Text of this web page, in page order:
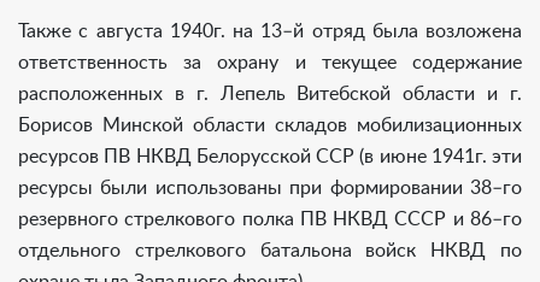
Также с августа 1940г. на 13–й отряд была возложена
ответственность за охрану и текущее содержание
расположенных в г. Лепель Витебской области и г.
Борисов Минской области складов мобилизационных
ресурсов ПВ НКВД Белорусской ССР (в июне 1941г. эти
ресурсы были использованы при формировании 38–го
резервного стрелкового полка ПВ НКВД СССР и 86–го
отдельного стрелкового батальона войск НКВД по